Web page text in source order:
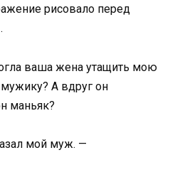
рисовало перед
ваша жена утащить мою
А вдруг он
маньяк?
мой муж. —